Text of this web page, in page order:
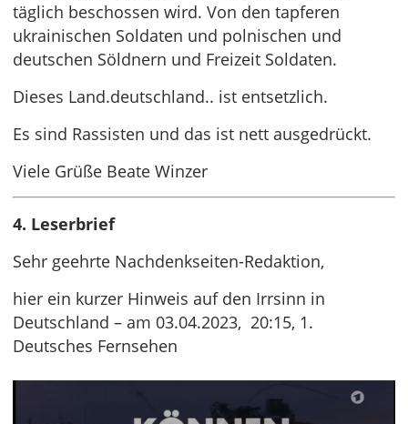
täglich beschossen wird. Von den tapferen
ukrainischen Soldaten und polnischen und
deutschen Söldnern und Freizeit Soldaten.
Dieses Land.deutschland.. ist entsetzlich.
Es sind Rassisten und das ist nett ausgedrückt.
Viele Grüße Beate Winzer
4. Leserbrief
Sehr geehrte Nachdenkseiten-Redaktion,
hier ein kurzer Hinweis auf den Irrsinn in
Deutschland – am 03.04.2023, 20:15, 1.
Deutsches Fernsehen